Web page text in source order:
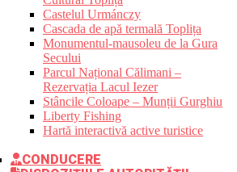
Castelul Urmánczy
Cascada de apă termală Toplița
Monumentul-mausoleu de la Gura
Secului
Parcul Național Călimani –
Rezervația Lacul Iezer
Stâncile Coloape – Munții Gurghiu
Liberty Fishing
Hartă interactivă active turistice
CONDUCERE